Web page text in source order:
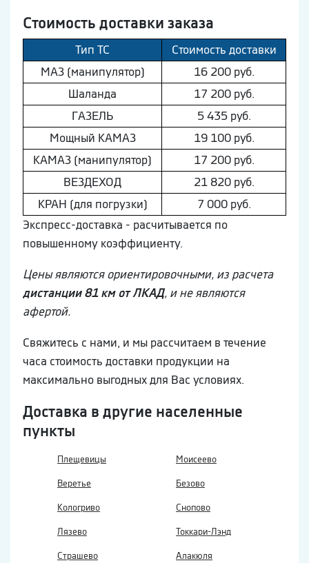
Стоимость доставки заказа
Тип ТС
Стоимость доставки
МAЗ (манипулятор)
16 200 руб.
Шaлaнда
17 200 руб.
ГAЗEЛЬ
5 435 руб.
Мощный КAМAЗ
19 100 руб.
КAМAЗ (манипулятор)
17 200 руб.
ВEЗДEХОД
21 820 руб.
КРАН (для погрузки)
7 000 руб.
Экспресс-доставка - расчитывается по
повышенному коэффициенту.
Цены являются ориентировочными, из расчета
дистанции 81 км от ЛКАД, и не являются
афертой.
Свяжитесь с нами, и мы рассчитаем в течение
часа стоимость доставки продукции на
максимально выгодных для Вас условиях.
Доставка в другие населенные
пункты
Плещевицы Моисеево
Веретье Безово
Кологриво Снопово
Лязево Токкари-Лэнд
Страшево Алакюля